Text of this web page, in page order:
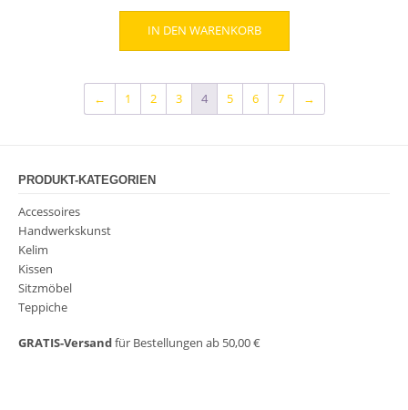
Preis
war:
Preis
ist:
IN DEN WARENKORB
← 1 2 3 4 5 6 7 →
PRODUKT-KATEGORIEN
Accessoires
Handwerkskunst
Kelim
Kissen
Sitzmöbel
Teppiche
GRATIS-Versandfür Bestellungen ab 50,00 €